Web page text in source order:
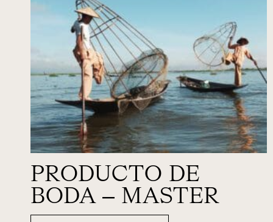
PRODUCTO DE
BODA – MASTER